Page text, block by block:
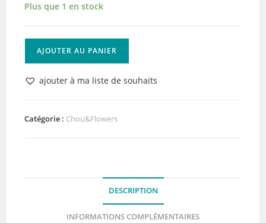
Plus que 1 en stock
Tampon
Volant
AJOUTER AU PANIER
ajouter à ma liste de souhaits
Catégorie : Chou&Flowers
DESCRIPTION
INFORMATIONS COMPLÉMENTAIRES